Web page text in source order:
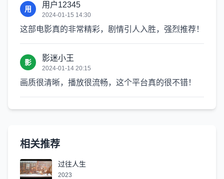
用 用户12345
2024-01-15 14:30
这部电影真的非常精彩，剧情引人入胜，强烈推荐！
影 影迷小王
2024-01-14 20:15
画质很清晰，播放很流畅，这个平台真的很不错！
相关推荐
过往人生
2023